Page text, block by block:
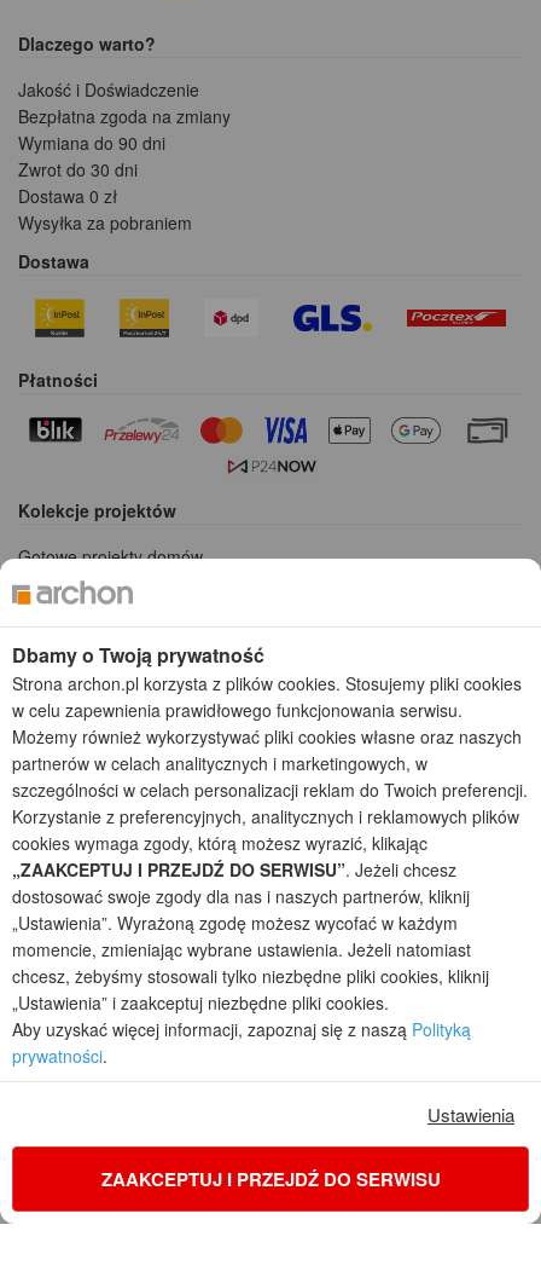
Dlaczego warto?
Jakość i Doświadczenie
Bezpłatna zgoda na zmiany
Wymiana do 90 dni
Zwrot do 30 dni
Dostawa 0 zł
Wysyłka za pobraniem
Dostawa
Płatności
Kolekcje projektów
Gotowe projekty domów
Projekty domów tanich w budowie
Projekty domów szeregowych
Projekty małych domów (do 150 m2)
Projekty domów wielorodzinnych
Projekty domów bliźniaczych
Projekty domów nowoczesnych
Projekty domów parterowych
2026 © ARCHON+ Biuro Projektów - Tradycyjne i nowoczesne gotowe
projekty domów - autorska pracownia architektoniczna założona w 1990r.
przez arch. Barbarę Mendel
Z uwagi na ciągłe doskonalenie procesu powstawania projektów (zgodnie z
normą ISO 9001), prezentowane na stronie projekty domów mogą
nieznacznie różnić się od dokumentacji technicznej.
Informujemy, iż w celu optymalizacji treści dostępnych w naszym sklepie,
dostosowania ich do Państwa indywidualnych potrzeb korzystamy z
informacji zapisanych za pomocą plików cookies na urządzeniach
końcowych użytkowników. Pliki cookies użytkownik może kontrolować za
pomocą ustawień swojej przeglądarki internetowej. Dalsze korzystanie z
naszego serwisu internetowego, bez zmiany ustawień przeglądarki
internetowej oznacza, iż użytkownik akceptuje stosowanie plików cookies.
Dbamy o Twoją prywatność
Strona archon.pl korzysta z plików cookies. Stosujemy pliki cookies
w celu zapewnienia prawidłowego funkcjonowania serwisu.
Możemy również wykorzystywać pliki cookies własne oraz naszych
partnerów w celach analitycznych i marketingowych, w
szczególności w celach personalizacji reklam do Twoich preferencji.
Korzystanie z preferencyjnych, analitycznych i reklamowych plików
cookies wymaga zgody, którą możesz wyrazić, klikając
„ZAAKCEPTUJ I PRZEJDŹ DO SERWISU”. Jeżeli chcesz
dostosować swoje zgody dla nas i naszych partnerów, kliknij
„Ustawienia”. Wyrażoną zgodę możesz wycofać w każdym
momencie, zmieniając wybrane ustawienia. Jeżeli natomiast
chcesz, żebyśmy stosowali tylko niezbędne pliki cookies, kliknij
„Ustawienia” i zaakceptuj niezbędne pliki cookies.
Aby uzyskać więcej informacji, zapoznaj się z naszą Polityką
prywatności.
Ustawienia
ZAAKCEPTUJ I PRZEJDŹ DO SERWISU